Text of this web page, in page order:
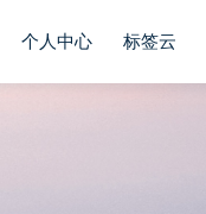
个人中心 标签云